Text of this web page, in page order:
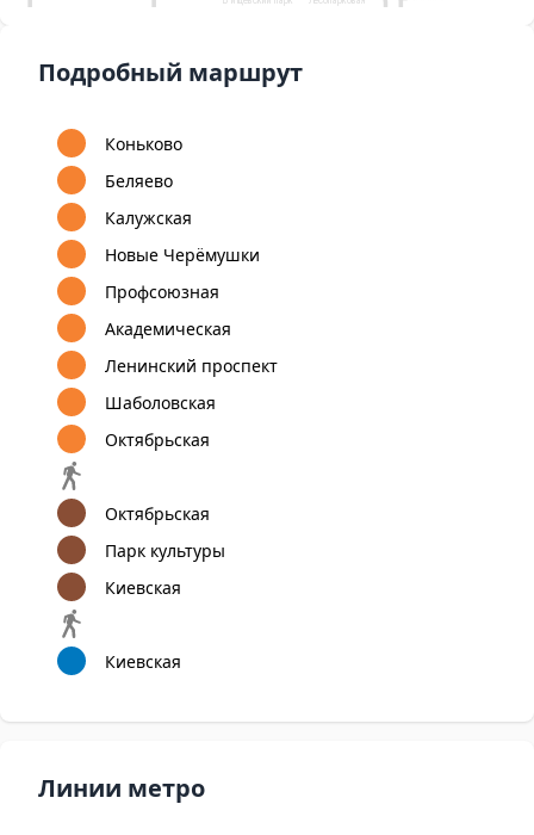
Бульвар Адмирала
Ушакова
Улица
Горчакова
Бунинская
аллея
Подробный маршрут
Коньково
Беляево
Калужская
Новые Черёмушки
Профсоюзная
Академическая
Ленинский проспект
Шаболовская
Октябрьская
Октябрьская
Парк культуры
Киевская
Киевская
Линии метро